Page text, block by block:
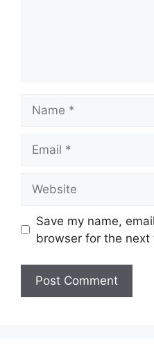
Save my name,
browser for the next